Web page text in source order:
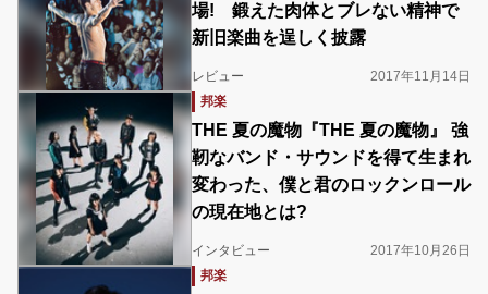
場! 鍛えた肉体とブレない精神で
新旧楽曲を逞しく披露
レビュー
2017年11月14日
邦楽
THE 夏の魔物『THE 夏の魔物』 強
靭なバンド・サウンドを得て生まれ
変わった、僕と君のロックンロール
の現在地とは?
インタビュー
2017年10月26日
邦楽